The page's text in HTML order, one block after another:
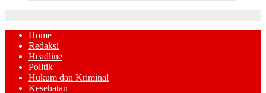
Home
Redaksi
Headline
Politik
Hukum dan Kriminal
Kesehatan